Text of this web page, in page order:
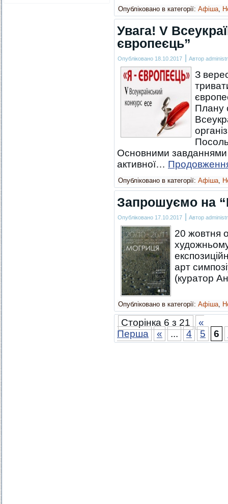
Опубліковано в категорії: Афіша,
Увага! V
європеєць”
Опубліковано 18.10.2017 | Автор
З
Плану
Основними завданнями
активної…
Опубліковано в категорії: Афіша,
Запрошуємо на
Опубліковано 17.10.2017 | Автор
20 жовтня
художньому
арт
(куратор
Опубліковано в категорії: Афіша,
Сторінка 6 з 21
«
Перша
« ... 4 5 6